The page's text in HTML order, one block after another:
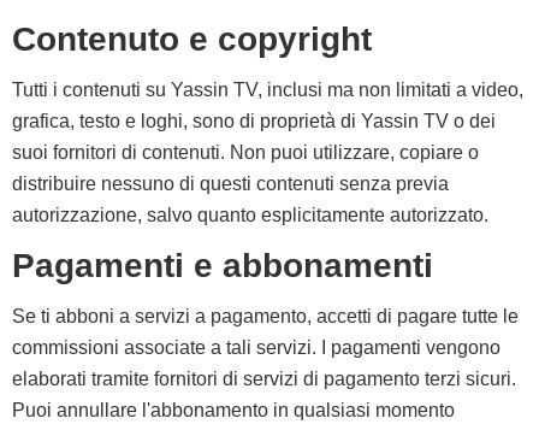
Contenuto e copyright
Tutti i contenuti su Yassin TV, inclusi ma non limitati a video,
grafica, testo e loghi, sono di proprietà di Yassin TV o dei
suoi fornitori di contenuti. Non puoi utilizzare, copiare o
distribuire nessuno di questi contenuti senza previa
autorizzazione, salvo quanto esplicitamente autorizzato.
Pagamenti e abbonamenti
Se ti abboni a servizi a pagamento, accetti di pagare tutte le
commissioni associate a tali servizi. I pagamenti vengono
elaborati tramite fornitori di servizi di pagamento terzi sicuri.
Puoi annullare l'abbonamento in qualsiasi momento